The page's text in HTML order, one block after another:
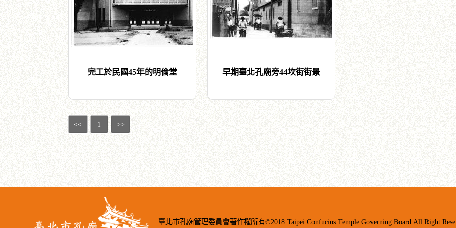
完工於民國45年的明倫堂 早期臺北孔廟旁44坎街街景
<< 1 >>
臺北市孔廟管理委員會著作權所有©2018 Taipei Confucius Temple Governing Board.All Right